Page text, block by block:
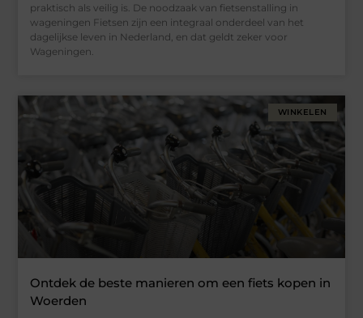
praktisch als veilig is. De noodzaak van fietsenstalling in
wageningen Fietsen zijn een integraal onderdeel van het
dagelijkse leven in Nederland, en dat geldt zeker voor
Wageningen.
WINKELEN
Ontdek de beste manieren om een fiets kopen in
Woerden